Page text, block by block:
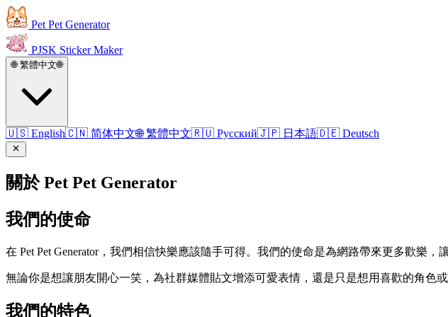
Pet Pet Generator
PJSK Sticker Maker
🌐 繁體中文🌐
🇺🇸 English🇨🇳 简体中文🌐 繁體中文🇷🇺 Русский🇯🇵 日本語🇩🇪 Deutsch
關於 Pet Pet Generator
我們的使命
在 Pet Pet Generator，我們相信快樂應該隨手可得。我們的使命是為網路帶來更多歡樂
無論你是想讓朋友開心一笑，為社群媒體貼文增添可愛表情，還是只是想用喜歡的角色
我們的特色